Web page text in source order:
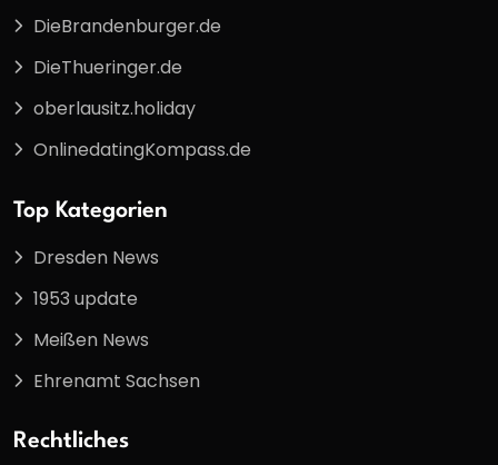
DieBrandenburger.de
DieThueringer.de
oberlausitz.holiday
OnlinedatingKompass.de
Top Kategorien
Dresden News
1953 update
Meißen News
Ehrenamt Sachsen
Rechtliches